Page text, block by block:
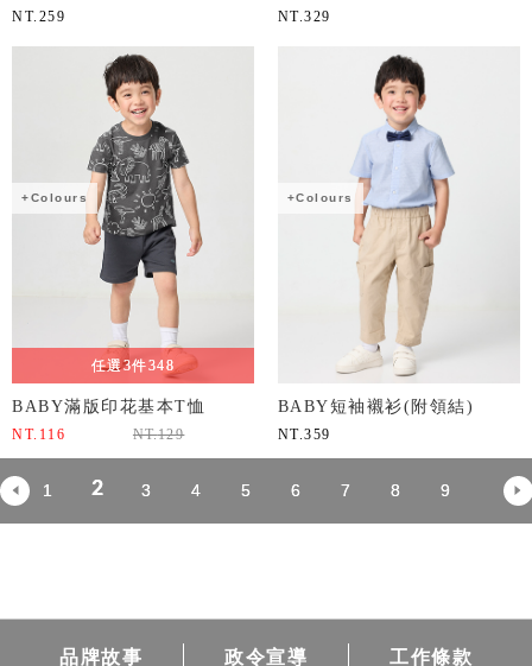
NT. 259 NT. 329
+Colours
任選3件348
BABY滿版印花基本T恤
NT. 116 NT.129
+Colours
BABY短袖襯衫(附領結)
NT. 359
1 2 3 4 5 6 7 8 9
品牌故事 政令宣導 工作條款